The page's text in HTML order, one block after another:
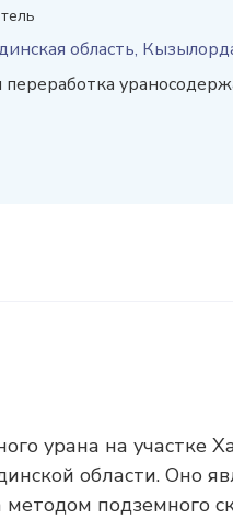
область,
урана на участке
области. Оно
подземного